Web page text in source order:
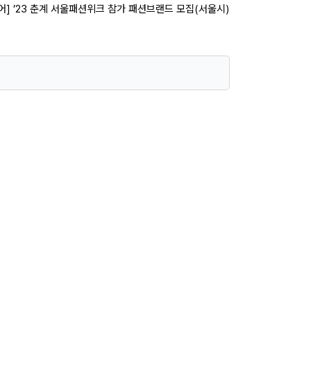
] ’23 춘계 서울패션위크 참가 패션브랜드 모집(서울시)